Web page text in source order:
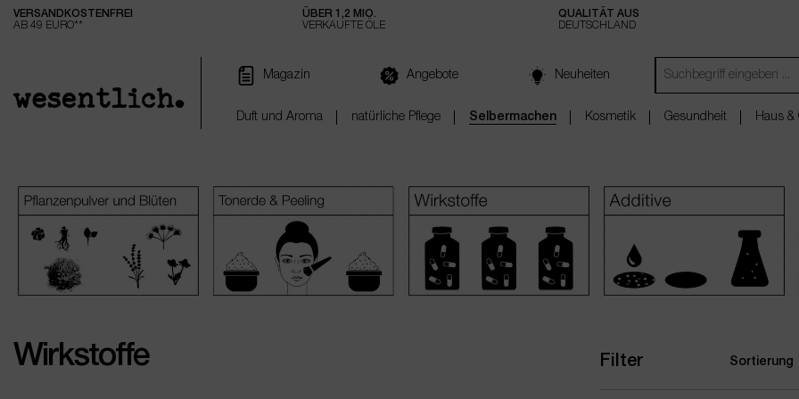
springen Zur Hauptnavigation springen
VERSANDKOSTENFREI
AB 49 EURO**
ÜBER 1,2 MIO.
VERKAUFTE ÖLE
QUALITÄT AUS
DEUTSCHLAND
Magazin Angebote Neuheiten
Duft und Aroma natürliche Pflege Selbermachen Kosmetik Gesundheit Haus &
Wirkstoffe Filter Sortierung